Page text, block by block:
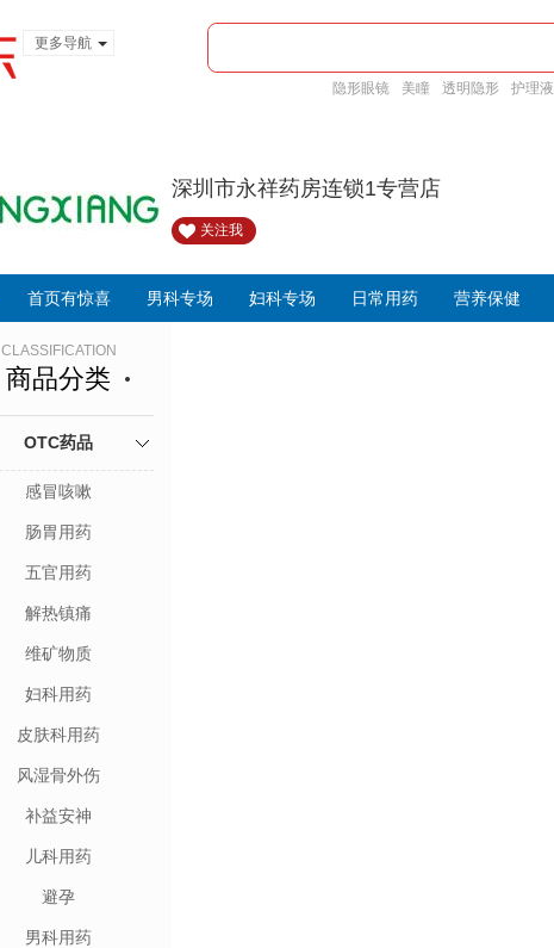
更多导航
隐形眼镜 美瞳 透明隐形 护理液
深圳市永祥药房连锁1专营店
关注我
首页有惊喜 男科专场 妇科专场 日常用药 营养保健
CLASSIFICATION
商品分类
OTC药品
感冒咳嗽
肠胃用药
五官用药
解热镇痛
维矿物质
妇科用药
皮肤科用药
风湿骨外伤
补益安神
儿科用药
避孕
男科用药